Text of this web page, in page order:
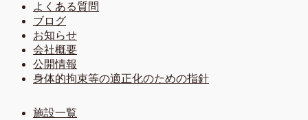
よくある質問
ブログ
お知らせ
会社概要
公開情報
身体的拘束等の適正化のための指針
施設一覧